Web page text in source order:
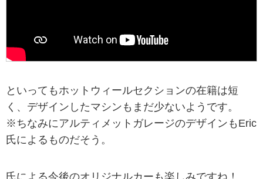
といってもホットウィールセクションの在籍は短
く、デザインしたマシンもまだ少ないようです。
※ちなみにアルティメットガレージのデザインもEric
氏によるものだそう。